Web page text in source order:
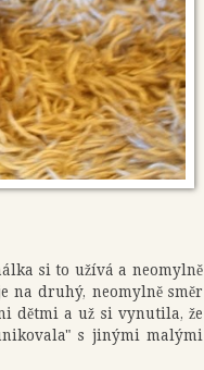
si to užívá a neomylně
na druhý, neomylně směr
dětmi a už si vynutila, že
s jinými malými